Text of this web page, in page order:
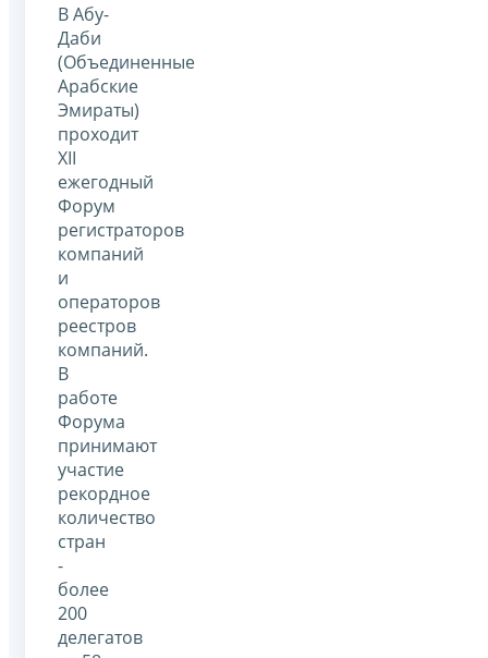
В Абу-
Даби
(Объединенные
Арабские
Эмираты)
проходит
XII
ежегодный
Форум
регистраторов
компаний
и
операторов
реестров
компаний.
В
работе
Форума
принимают
участие
рекордное
количество
стран
-
более
200
делегатов